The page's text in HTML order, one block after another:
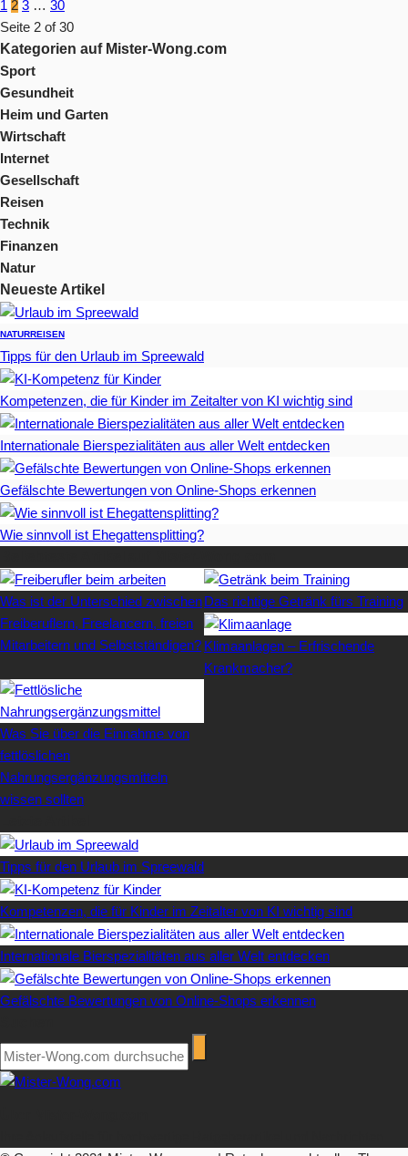
1 2 3 … 30
Seite 2 of 30
Kategorien auf Mister-Wong.com
Sport
Gesundheit
Heim und Garten
Wirtschaft
Internet
Gesellschaft
Reisen
Technik
Finanzen
Natur
Neueste Artikel
NATURREISEN
Tipps für den Urlaub im Spreewald
Kompetenzen, die für Kinder im Zeitalter von KI wichtig sind
Internationale Bierspezialitäten aus aller Welt entdecken
Gefälschte Bewertungen von Online-Shops erkennen
Wie sinnvoll ist Ehegattensplitting?
Was ist der Unterschied zwischen
Freiberuflern, Freelancern, freien
Mitarbeitern und Selbstständigen?
Das richtige Getränk fürs Training
Klimaanlagen – Erfrischende
Krankmacher?
Was Sie über die Einnahme von
fettlöslichen
Nahrungsergänzungsmitteln
wissen sollten
Tipps für den Urlaub im Spreewald
Kompetenzen, die für Kinder im Zeitalter von KI wichtig sind
Internationale Bierspezialitäten aus aller Welt entdecken
Gefälschte Bewertungen von Online-Shops erkennen